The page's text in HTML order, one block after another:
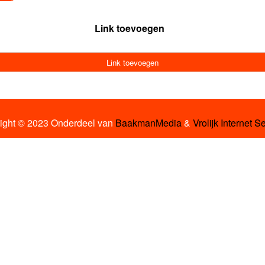
Link toevoegen
Link toevoegen
© 2023 Onderdeel van BaakmanMedia& Vrolijk Internet